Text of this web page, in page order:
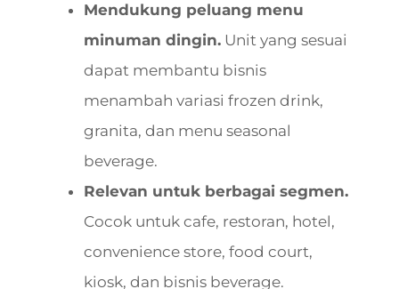
Mendukung peluang menu
minuman dingin. Unit yang sesuai
dapat membantu bisnis
menambah variasi frozen drink,
granita, dan menu seasonal
beverage.
Relevan untuk berbagai segmen.
Cocok untuk cafe, restoran, hotel,
convenience store, food court,
kiosk, dan bisnis beverage.